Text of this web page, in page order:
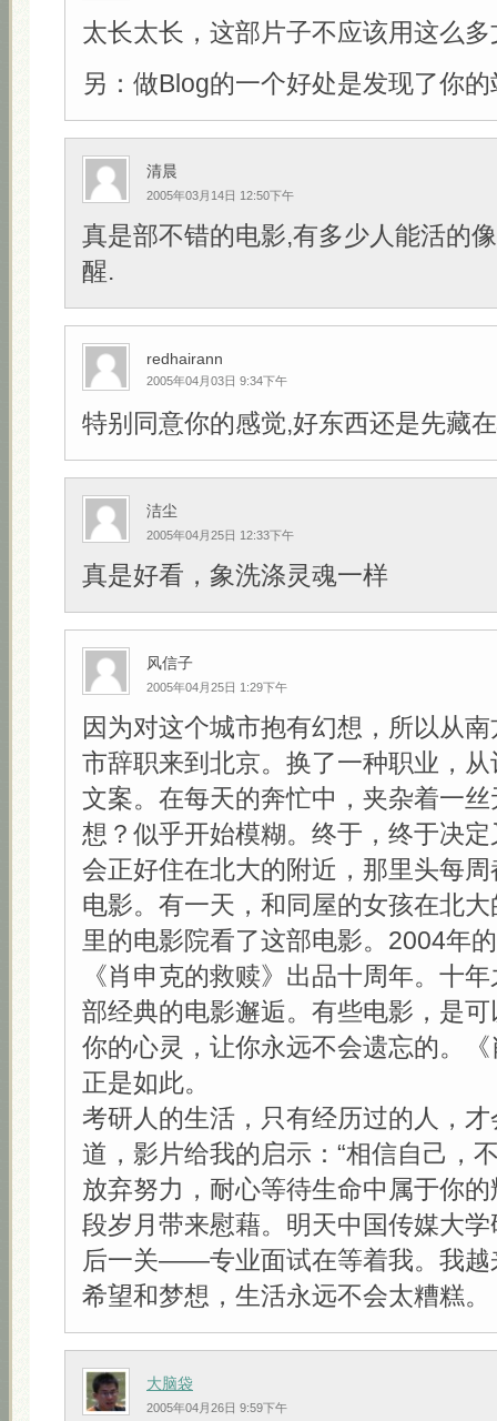
太长太长，这部片子不应该用这么
另：做Blog的一个好处是发现了你的
清晨
2005年03月14日 12:50下午
真是部不错的电影,有多少人能活的
醒.
redhairann
2005年04月03日 9:34下午
特别同意你的感觉,好东西还是先藏
洁尘
2005年04月25日 12:33下午
真是好看，象洗涤灵魂一样
风信子
2005年04月25日 1:29下午
因为对这个城市抱有幻想，所以从
市辞职来到北京。换了一种职业，
文案。在每天的奔忙中，夹杂着一
想？似乎开始模糊。终于，终于决
会正好住在北大的附近，那里头每
电影。有一天，和同屋的女孩在北
里的电影院看了这部电影。2004年
《肖申克的救赎》出品十周年。十
部经典的电影邂逅。有些电影，是
你的心灵，让你永远不会遗忘的。
正是如此。
考研人的生活，只有经历过的人，
道，影片给我的启示：“相信自己，
放弃努力，耐心等待生命中属于你的
段岁月带来慰藉。明天中国传媒大
后一关——专业面试在等着我。我越
希望和梦想，生活永远不会太糟糕。
大脑袋
2005年04月26日 9:59下午